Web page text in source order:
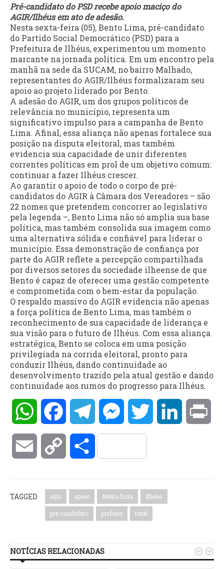
Pré-candidato do PSD recebe apoio maciço do
AGIR/Ilhéus em ato de adesão.
Nesta sexta-feira (05), Bento Lima, pré-candidato
do Partido Social Democrático (PSD) para a
Prefeitura de Ilhéus, experimentou um momento
marcante na jornada política. Em um encontro pela
manhã na sede da SUCAM, no bairro Malhado,
representantes do AGIR/Ilhéus formalizaram seu
apoio ao projeto liderado por Bento.
A adesão do AGIR, um dos grupos políticos de
relevância no município, representa um
significativo impulso para a campanha de Bento
Lima. Afinal, essa aliança não apenas fortalece sua
posição na disputa eleitoral, mas também
evidencia sua capacidade de unir diferentes
correntes políticas em prol de um objetivo comum:
continuar a fazer Ilhéus crescer.
Ao garantir o apoio de todo o corpo de pré-
candidatos do AGIR à Câmara dos Vereadores – são
22 nomes que pretendem concorrer ao legislativo
pela legenda –, Bento Lima não só amplia sua base
política, mas também consolida sua imagem como
uma alternativa sólida e confiável para liderar o
município. Essa demonstração de confiança por
parte do AGIR reflete a percepção compartilhada
por diversos setores da sociedade ilheense de que
Bento é capaz de oferecer uma gestão competente
e comprometida com o bem-estar da população.
O respaldo massivo do AGIR evidencia não apenas
a força política de Bento Lima, mas também o
reconhecimento de sua capacidade de liderança e
sua visão para o futuro de Ilhéus. Com essa aliança
estratégica, Bento se coloca em uma posição
privilegiada na corrida eleitoral, pronto para
conduzir Ilhéus, dando continuidade ao
desenvolvimento trazido pela atual gestão e dando
continuidade aos rumos do progresso para Ilhéus.
WhatsAppFacebookTelegramMessengerTwitter LinkedIn
Email Copy Compartilhar
TAGGED agir apoio Bento lima Ilhéus
pre candidato prefeito total
NOTÍCIAS RELACIONADAS  